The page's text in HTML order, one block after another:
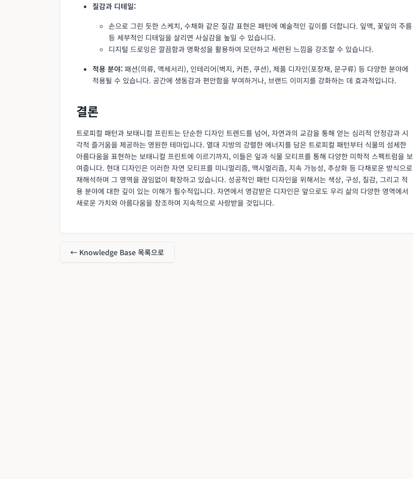
질감과 디테일:
손으로 그린 듯한 스케치, 수채화 같은 질감 표현은 패턴에 예술적인 깊이를 더합니다. 잎맥, 꽃잎의 주름
등 세부적인 디테일을 살리면 사실감을 높일 수 있습니다.
디지털 드로잉은 깔끔함과 명확성을 활용하여 모던하고 세련된 느낌을 강조할 수 있습니다.
적용 분야: 패션(의류, 액세서리), 인테리어(벽지, 커튼, 쿠션), 제품 디자인(포장재, 문구류) 등 다양한 분야에
적용될 수 있습니다. 공간에 생동감과 편안함을 부여하거나, 브랜드 이미지를 강화하는 데 효과적입니다.
결론
트로피컬 패턴과 보태니컬 프린트는 단순한 디자인 트렌드를 넘어, 자연과의 교감을 통해 얻는 심리적 안정감과 시
각적 즐거움을 제공하는 영원한 테마입니다. 열대 지방의 강렬한 에너지를 담은 트로피컬 패턴부터 식물의 섬세한
아름다움을 표현하는 보태니컬 프린트에 이르기까지, 이들은 잎과 식물 모티프를 통해 다양한 미학적 스펙트럼을 보
여줍니다. 현대 디자인은 이러한 자연 모티프를 미니멀리즘, 맥시멀리즘, 지속 가능성, 추상화 등 다채로운 방식으로
재해석하며 그 영역을 끊임없이 확장하고 있습니다. 성공적인 패턴 디자인을 위해서는 색상, 구성, 질감, 그리고 적
용 분야에 대한 깊이 있는 이해가 필수적입니다. 자연에서 영감받은 디자인은 앞으로도 우리 삶의 다양한 영역에서
새로운 가치와 아름다움을 창조하며 지속적으로 사랑받을 것입니다.
← Knowledge Base 목록으로